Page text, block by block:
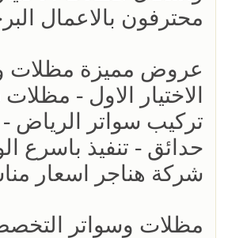
محترفون بالاعمال
عروض مميزة مظلات
الاختيار الاول -
تركيب سواتر الرياض
حدائق - تنفيذ باسرع
شركة هناجر اسعار
مظلات وسواتر